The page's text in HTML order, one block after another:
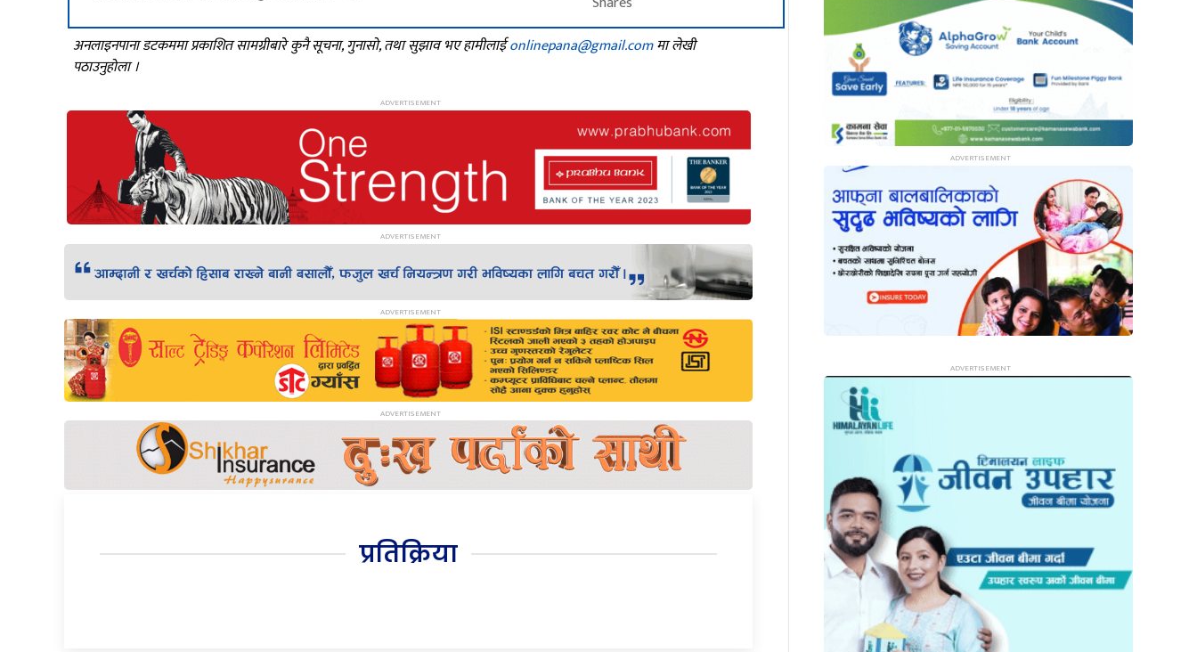
अनलाइनपाना डटकममा प्रकाशित सामग्रीबारे कुनै सूचना, गुनासो, तथा सुझाव भए हामीलाईonlinepana@gmail.comमा लेखी
पठाउनुहोला ।
प्रतिक्रिया